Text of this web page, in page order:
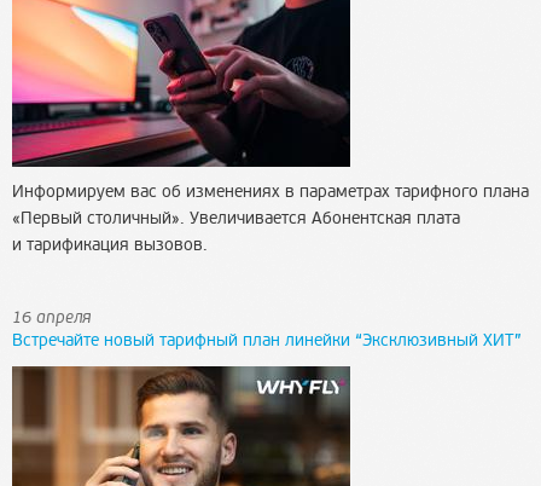
Информируем вас об изменениях в параметрах тарифного плана
«Первый столичный». Увеличивается Абонентская плата
и тарификация вызовов.
16 апреля
Встречайте новый тарифный план линейки “Эксклюзивный ХИТ”